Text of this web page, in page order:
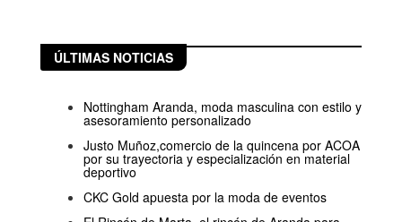
ÚLTIMAS NOTICIAS
Nottingham Aranda, moda masculina con estilo y
asesoramiento personalizado
Justo Muñoz,comercio de la quincena por ACOA
por su trayectoria y especialización en material
deportivo
CKC Gold apuesta por la moda de eventos